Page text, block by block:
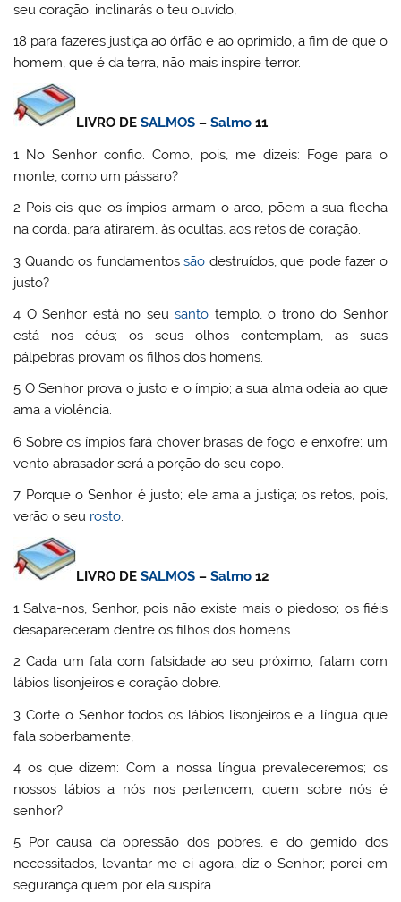
seu coração; inclinarás o teu ouvido,
18 para fazeres justiça ao órfão e ao oprimido, a fim de que o
homem, que é da terra, não mais inspire terror.
LIVRO DESALMOS –Salmo 11
1 No Senhor confio. Como, pois, me dizeis: Foge para o
monte, como um pássaro?
2 Pois eis que os ímpios armam o arco, põem a sua flecha
na corda, para atirarem, às ocultas, aos retos de coração.
3 Quando os fundamentossão destruídos, que pode fazer o
justo?
4 O Senhor está no seusanto templo, o trono do Senhor
está nos céus; os seus olhos contemplam, as suas
pálpebras provam os filhos dos homens.
5 O Senhor prova o justo e o ímpio; a sua alma odeia ao que
ama a violência.
6 Sobre os ímpios fará chover brasas de fogo e enxofre; um
vento abrasador será a porção do seu copo.
7 Porque o Senhor é justo; ele ama a justiça; os retos, pois,
verão o seu rosto.
LIVRO DESALMOS –Salmo 12
1 Salva-nos, Senhor, pois não existe mais o piedoso; os fiéis
desapareceram dentre os filhos dos homens.
2 Cada um fala com falsidade ao seu próximo; falam com
lábios lisonjeiros e coração dobre.
3 Corte o Senhor todos os lábios lisonjeiros e a língua que
fala soberbamente,
4 os que dizem: Com a nossa língua prevaleceremos; os
nossos lábios a nós nos pertencem; quem sobre nós é
senhor?
5 Por causa da opressão dos pobres, e do gemido dos
necessitados, levantar-me-ei agora, diz o Senhor; porei em
segurança quem por ela suspira.